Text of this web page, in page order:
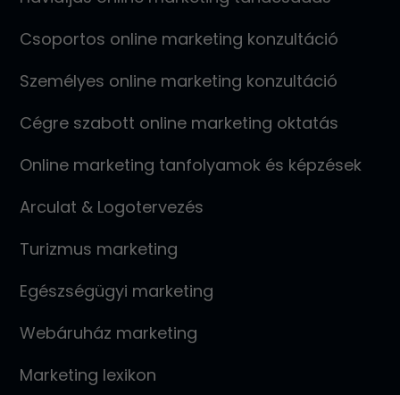
Csoportos online marketing konzultáció
Személyes online marketing konzultáció
Cégre szabott online marketing oktatás
Online marketing tanfolyamok és képzések
Arculat & Logotervezés
Turizmus marketing
Egészségügyi marketing
Webáruház marketing
Marketing lexikon